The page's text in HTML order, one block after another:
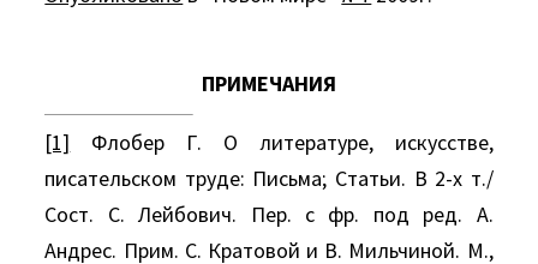
ПРИМЕЧАНИЯ
[1] Флобер Г. О литературе, искусстве,
писательском труде: Письма; Статьи. В 2-х т./
Сост. С. Лейбович. Пер. с фр. под ред. А.
Андрес. Прим. С. Кратовой и В. Мильчиной. М.,